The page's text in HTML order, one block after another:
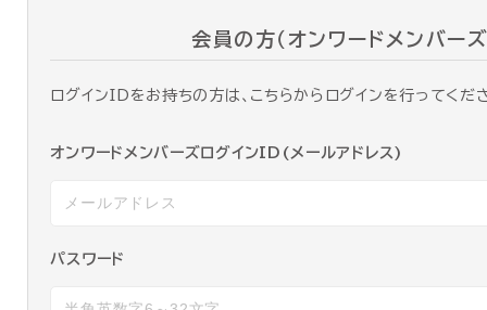
会員の方（オンワードメンバーズ
ログインIDをお持ちの方は、こちらからログインを行ってくだ
オンワードメンバーズログインID(メールアドレス)
パスワード